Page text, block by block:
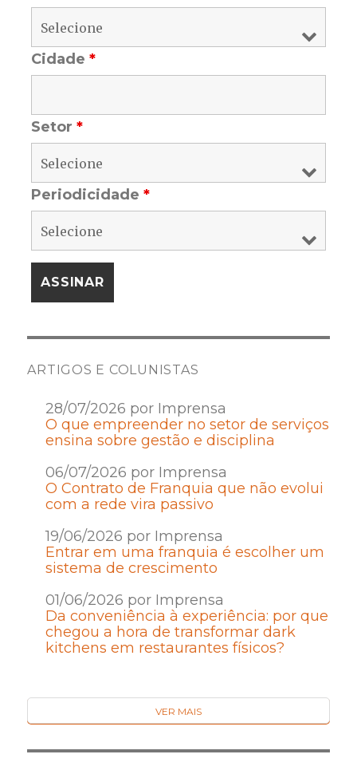
Cidade*
Setor*
Periodicidade*
ARTIGOS E COLUNISTAS
28/07/2026 por Imprensa
O que empreender no setor de serviços
ensina sobre gestão e disciplina
06/07/2026 por Imprensa
O Contrato de Franquia que não evolui
com a rede vira passivo
19/06/2026 por Imprensa
Entrar em uma franquia é escolher um
sistema de crescimento
01/06/2026 por Imprensa
Da conveniência à experiência: por que
chegou a hora de transformar dark
kitchens em restaurantes físicos?
VER MAIS